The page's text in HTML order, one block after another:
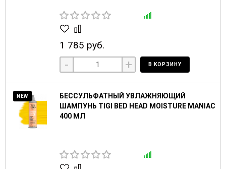
1 785 руб.
- + В КОРЗИНУ
NEW
БЕССУЛЬФАТНЫЙ УВЛАЖНЯЮЩИЙ
ШАМПУНЬ TIGI BED HEAD MOISTURE MANIAC
400 МЛ